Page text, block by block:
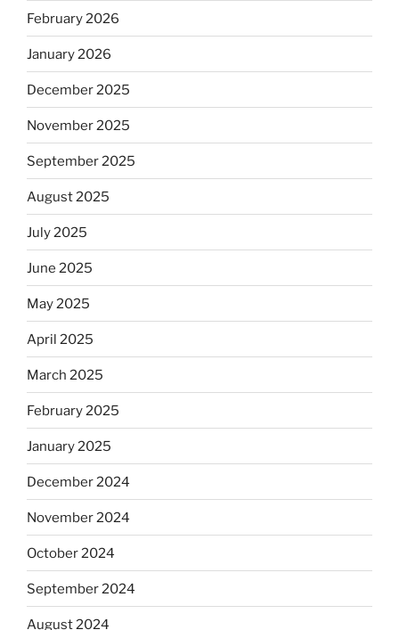
February 2026
January 2026
December 2025
November 2025
September 2025
August 2025
July 2025
June 2025
May 2025
April 2025
March 2025
February 2025
January 2025
December 2024
November 2024
October 2024
September 2024
August 2024